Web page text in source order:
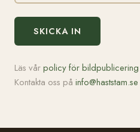
SKICKA IN
Läs vårpolicy för bildpublicering
Kontakta oss på info@haststam.se